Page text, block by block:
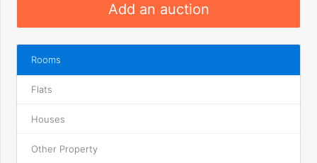
Add an auction
Rooms
Flats
Houses
Other Property